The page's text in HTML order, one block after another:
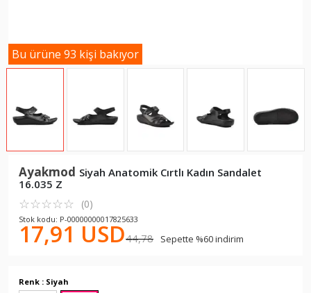
Bu ürüne 93 kişi bakıyor
Ayakmod Siyah Anatomik Cırtlı Kadın Sandalet
16.035 Z
☆☆☆☆☆
★★★★★ (0)
Stok kodu: P-00000000017825633
17,91 USD44,78 Sepette %60 indirim
Renk : Siyah